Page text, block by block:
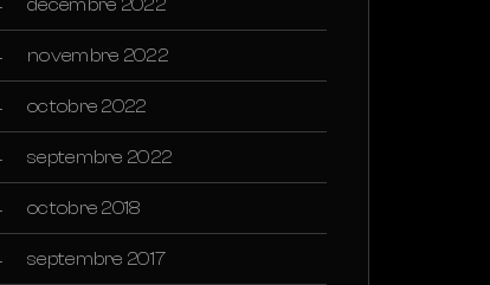
décembre 2022
novembre 2022
octobre 2022
septembre 2022
octobre 2018
septembre 2017